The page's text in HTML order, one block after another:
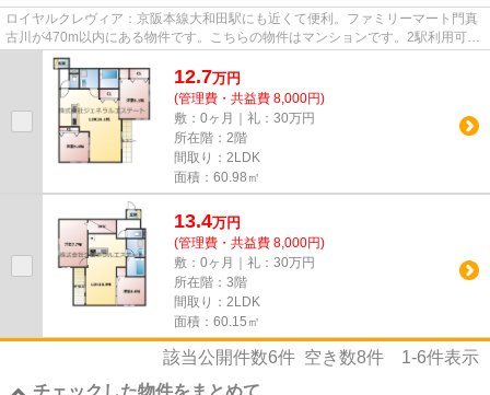
ロイヤルクレヴィア：京阪本線大和田駅にも近くて便利。ファミリーマート門真
古川が470m以内にある物件です。こちらの物件はマンションです。2駅利用可能
の物件です。物件をお探しの方...
12.7万円
(管理費・共益費 8,000円)
敷：0ヶ月｜礼：30万円
所在階：2階
間取り：2LDK
面積：60.98㎡
13.4万円
(管理費・共益費 8,000円)
敷：0ヶ月｜礼：30万円
所在階：3階
間取り：2LDK
面積：60.15㎡
該当公開件数6件 空き数8件 1-6件表示
チェックした物件をまとめて